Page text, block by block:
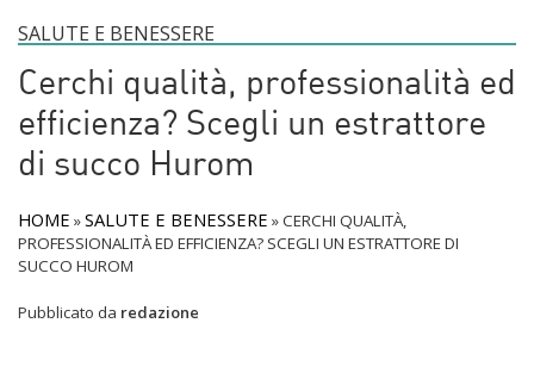
SALUTE E BENESSERE
Cerchi qualità, professionalità ed
efficienza? Scegli un estrattore
di succo Hurom
HOME »SALUTE E BENESSERE »CERCHI QUALITÀ,
PROFESSIONALITÀ ED EFFICIENZA? SCEGLI UN ESTRATTORE DI
SUCCO HUROM
Pubblicato da redazione